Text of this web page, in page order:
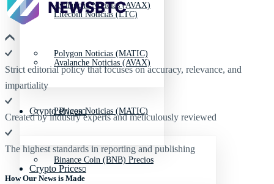
Avalanche Noticias (AVAX)
Polygon Noticias (MATIC)
Crypto Prices
Binance Coin (BNB) Precios
Litecoin Noticias (LTC)
Avalanche Noticias (AVAX)
Polygon Noticias (MATIC)
Crypto Prices
Strict editorial policy that focuses on accuracy, relevance, and
impartiality
Created by industry experts and meticulously reviewed
The highest standards in reporting and publishing
How Our News is Made